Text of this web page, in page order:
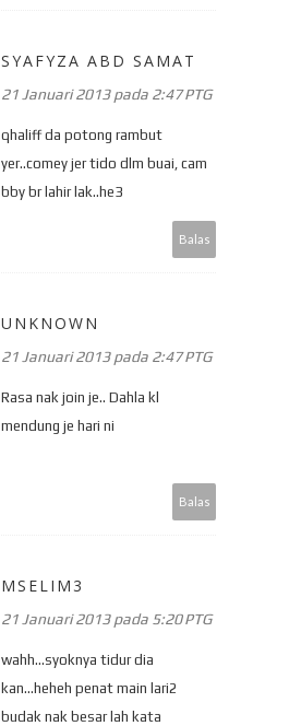
SYAFYZA ABD SAMAT
21 Januari 2013 pada 2:47 PTG
qhaliff da potong rambut
yer..comey jer tido dlm buai, cam
bby br lahir lak..he3
Balas
UNKNOWN
21 Januari 2013 pada 2:47 PTG
Rasa nak join je.. Dahla kl
mendung je hari ni
Balas
MSELIM3
21 Januari 2013 pada 5:20 PTG
wahh...syoknya tidur dia
kan...heheh penat main lari2
budak nak besar lah kata